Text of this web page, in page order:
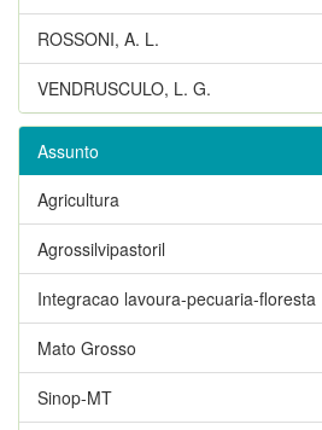
ROSSONI, A. L.
VENDRUSCULO, L. G.
Assunto
Agricultura
Agrossilvipastoril
Integracao lavoura-pecuaria-floresta
Mato Grosso
Sinop-MT